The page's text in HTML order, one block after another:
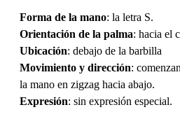
Forma de la mano: la letra S.
Orientación de la palma: hacia el
Ubicación: debajo de la barbilla
Movimiento y dirección:
la mano en zigzag hacia abajo.
Expresión: sin expresión especial.